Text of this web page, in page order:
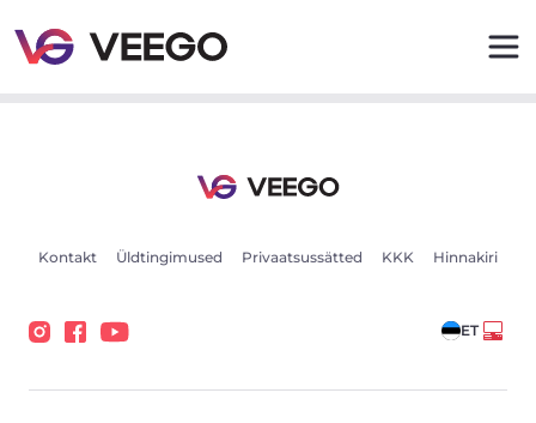
Kontakt Üldtingimused Privaatsussätted KKK Hinnakiri
ET